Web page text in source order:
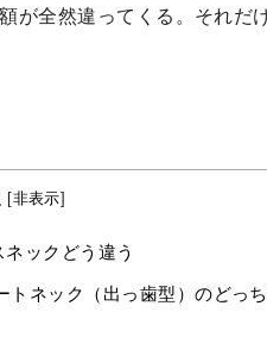
が全然違ってくる。それだ
[非表示]
ックどう違う
トネック（出っ歯型）のどっ